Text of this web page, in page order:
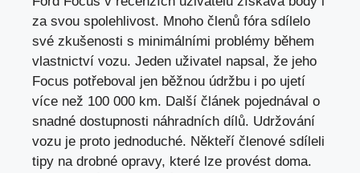
za svou spolehlivost. Mnoho členů fóra sdílelo
své zkušenosti s minimálními problémy během
vlastnictví vozu. Jeden uživatel napsal, že jeho
Focus potřeboval jen běžnou údržbu i po ujetí
více než 100 000 km. Další článek pojednával o
snadné dostupnosti náhradních dílů. Udržování
vozu je proto jednoduché. Někteří členové sdíleli
tipy na drobné opravy, které lze provést doma.